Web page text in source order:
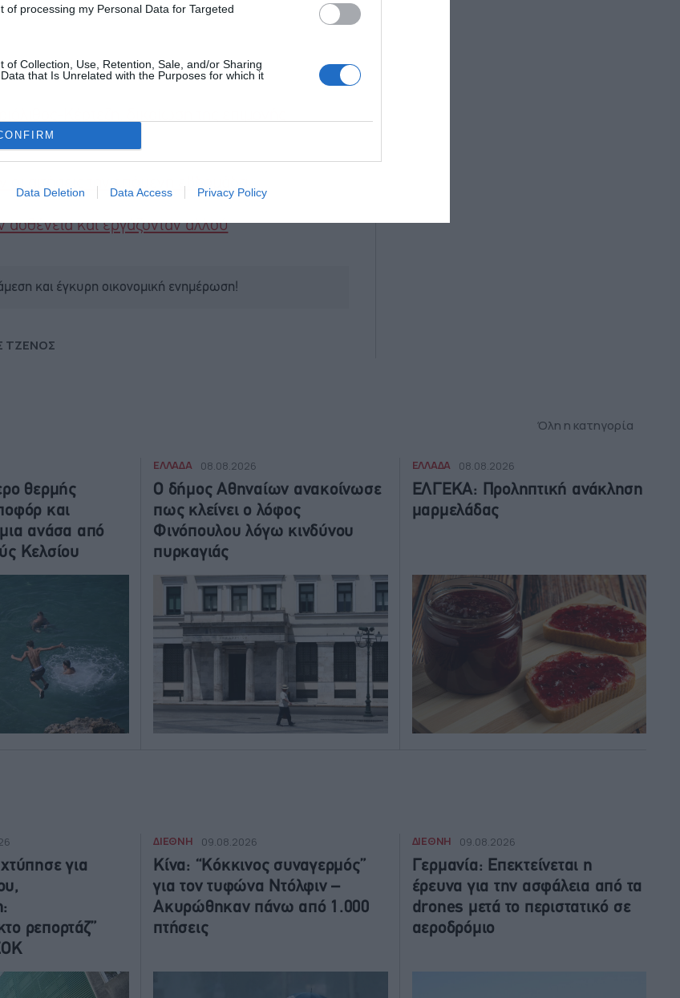
of processing my Personal Data for Targeted
of Collection, Use, Retention, Sale, and/or Sharing
that Is Unrelated with the Purposes for which it
Data Deletion Data Access Privacy Policy
Κέρτεζη, δικαίωση της επιμονής
αιτήσεις την επόμενη εβδομάδα
και εργάζονταν αλλού
και έγκυρη οικονομική ενημέρωση!
ΤΖΕΝΟΣ
Όλη η κατηγορία
θερμής
και
ανάσα από
Κελσίου
ΕΛΛΑΔΑ 08.08.2026
Ο δήμος Αθηναίων ανακοίνωσε
πως κλείνει ο λόφος
Φινόπουλου λόγω κινδύνου
πυρκαγιάς
ΕΛΛΑΔΑ 08.08.2026
ΕΛΓΕΚΑ: Προληπτική ανάκληση
μαρμελάδας
για
ρεπορτάζ”
ΔΙΕΘΝΗ 09.08.2026
Κίνα: “Κόκκινος συναγερμός”
για τον τυφώνα Ντόλφιν –
Ακυρώθηκαν πάνω από 1.000
πτήσεις
ΔΙΕΘΝΗ 09.08.2026
Γερμανία: Επεκτείνεται η
έρευνα για την ασφάλεια από τα
drones μετά το περιστατικό σε
αεροδρόμιο